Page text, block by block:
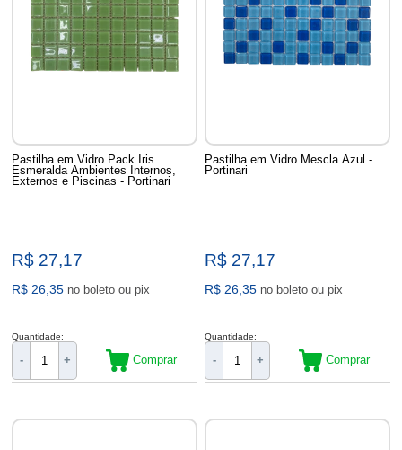
Pastilha em Vidro Pack Iris
Esmeralda Ambientes Internos,
Externos e Piscinas - Portinari
R$ 27,17
R$ 26,35 no boleto ou pix
Quantidade:
- + Comprar
Pastilha em Vidro Mescla Azul -
Portinari
R$ 27,17
R$ 26,35 no boleto ou pix
Quantidade:
- + Comprar